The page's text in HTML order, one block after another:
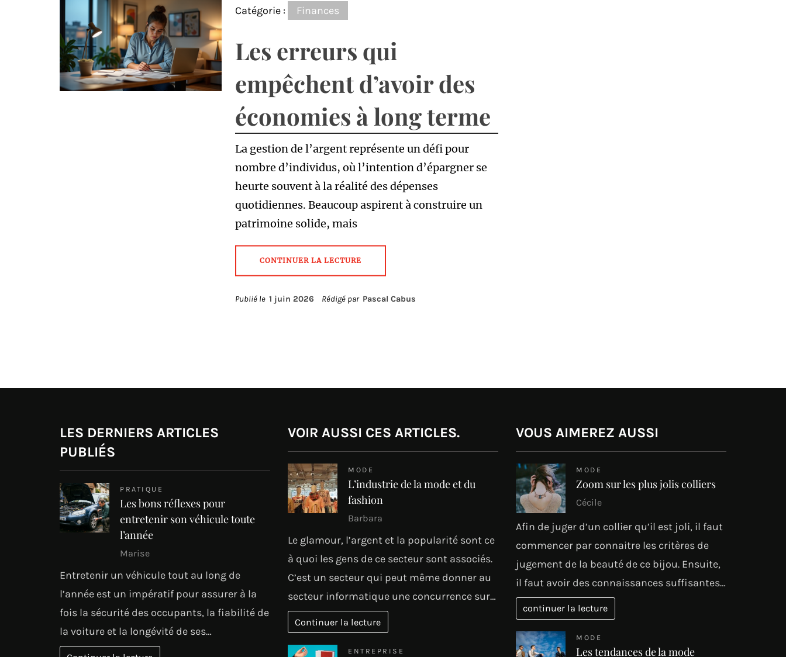
Catégorie : Finances
Les erreurs qui
empêchent d’avoir des
économies à long terme
La gestion de l’argent représente un défi pour
nombre d’individus, où l’intention d’épargner se
heurte souvent à la réalité des dépenses
quotidiennes. Beaucoup aspirent à construire un
patrimoine solide, mais
CONTINUER LA LECTURE
Publié le 1 juin 2026 Rédigé par Pascal Cabus
LES DERNIERS ARTICLES
PUBLIÉS
PRATIQUE
Les bons réflexes pour
entretenir son véhicule toute
l’année
Marise
Entretenir un véhicule tout au long de
l’année est un impératif pour assurer à la
fois la sécurité des occupants, la fiabilité de
la voiture et la longévité de ses…
VOIR AUSSI CES ARTICLES.
MODE
L’industrie de la mode et du
fashion
Barbara
Le glamour, l’argent et la popularité sont ce
à quoi les gens de ce secteur sont associés.
C’est un secteur qui peut même donner au
secteur informatique une concurrence sur…
Continuer la lecture
ENTREPRISE
VOUS AIMEREZ AUSSI
MODE
Zoom sur les plus jolis colliers
Cécile
Afin de juger d’un collier qu’il est joli, il faut
commencer par connaitre les critères de
jugement de la beauté de ce bijou. Ensuite,
il faut avoir des connaissances suffisantes…
continuer la lecture
MODE
Les tendances de la mode